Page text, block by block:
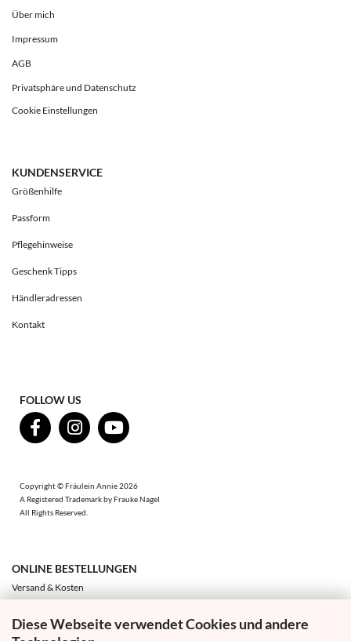
Diese Webseite verwendet Cookies und andere
Über mich
Impressum
AGB
Privatsphäre und Datenschutz
Cookie Einstellungen
KUNDENSERVICE
Größenhilfe
Passform
Pflegehinweise
Geschenk Tipps
Händleradressen
Kontakt
FOLLOW US
Copyright © Fräulein Annie 2026
A Registered Trademark by Frauke Nagel
All Rights Reserved.
ONLINE BESTELLUNGEN
Versand & Kosten